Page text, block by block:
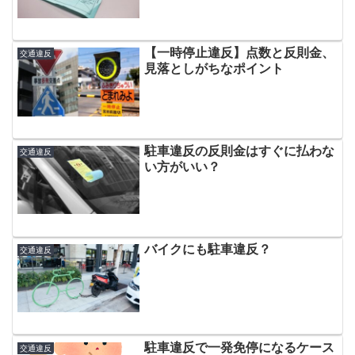
交通違反
【一時停止違反】点数と反則金、
見落としがちなポイント
交通違反
駐車違反の反則金はすぐに払わな
い方がいい？
交通違反 バイクにも駐車違反？
交通違反
駐車違反で一発免停になるケース